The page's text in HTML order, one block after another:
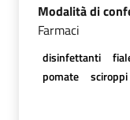
Modalità di
Farmaci
disinfettanti
pomate
sciroppi